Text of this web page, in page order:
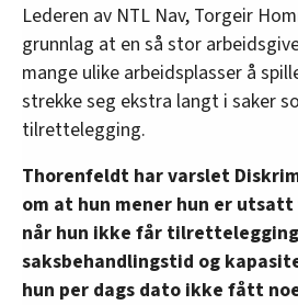
Lederen av NTL Nav, Torgeir
grunnlag at en så stor
mange ulike arbeidsplasser å
strekke seg ekstra langt i saker
tilrettelegging.
Thorenfeldt har varslet
om at hun mener hun er
når hun ikke får
saksbehandlingstid og
hun per dags dato ikke fått